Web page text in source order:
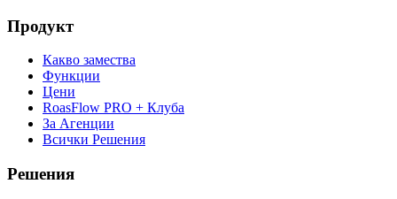
Продукт
Какво замества
Функции
Цени
RoasFlow PRO + Клуба
За Агенции
Всички Решения
Решения